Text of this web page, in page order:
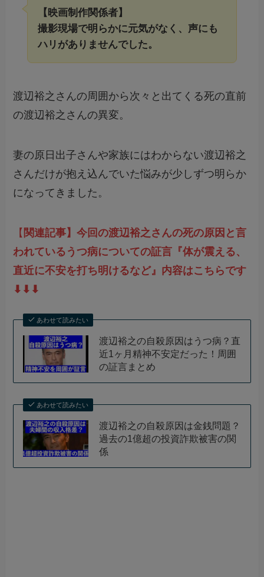
【映画制作関係者】
撮影現場で明らかに元気がなく、声にも
ハリがありませんでした。
渡辺裕之さんの周囲から次々と出てくる死の直前
の渡辺裕之さんの異変。
妻の原日出子さんや家族にはわからない渡辺裕之
さんだけが抱え込んでいた悩みが少しずつ明らか
になってきました。
【 関連記事】今回の渡辺裕之さんの死の原因と言
われているうつ病についての証言『体が震える、
直近に不安を打ち明けるなど』内容はこちらです
⬇︎⬇︎⬇︎
あわせて読みたい
渡辺裕之の自殺原因はうつ病？直
近1ヶ月精神不安定だった！周囲
の証言まとめ
あわせて読みたい
渡辺裕之の自殺原因は金銭問題？
過去の1億超の投資詐欺被害の関
係